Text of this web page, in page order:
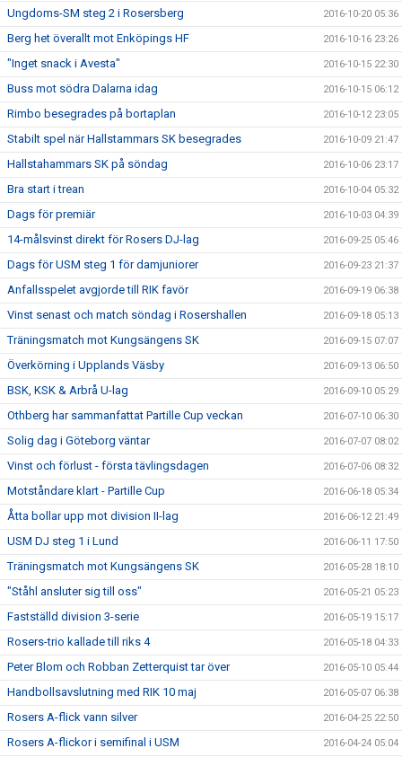
Ungdoms-SM steg 2 i Rosersberg 2016-10-20 05:36
Berg het överallt mot Enköpings HF 2016-10-16 23:26
"Inget snack i Avesta" 2016-10-15 22:30
Buss mot södra Dalarna idag 2016-10-15 06:12
Rimbo besegrades på bortaplan 2016-10-12 23:05
Stabilt spel när Hallstammars SK besegrades 2016-10-09 21:47
Hallstahammars SK på söndag 2016-10-06 23:17
Bra start i trean 2016-10-04 05:32
Dags för premiär 2016-10-03 04:39
14-målsvinst direkt för Rosers DJ-lag 2016-09-25 05:46
Dags för USM steg 1 för damjuniorer 2016-09-23 21:37
Anfallsspelet avgjorde till RIK favör 2016-09-19 06:38
Vinst senast och match söndag i Rosershallen 2016-09-18 05:13
Träningsmatch mot Kungsängens SK 2016-09-15 07:07
Överkörning i Upplands Väsby 2016-09-13 06:50
BSK, KSK & Arbrå U-lag 2016-09-10 05:29
Othberg har sammanfattat Partille Cup veckan 2016-07-10 06:30
Solig dag i Göteborg väntar 2016-07-07 08:02
Vinst och förlust - första tävlingsdagen 2016-07-06 08:32
Motståndare klart - Partille Cup 2016-06-18 05:34
Åtta bollar upp mot division II-lag 2016-06-12 21:49
USM DJ steg 1 i Lund 2016-06-11 17:50
Träningsmatch mot Kungsängens SK 2016-05-28 18:10
"Ståhl ansluter sig till oss" 2016-05-21 05:23
Fastställd division 3-serie 2016-05-19 15:17
Rosers-trio kallade till riks 4 2016-05-18 04:33
Peter Blom och Robban Zetterquist tar över 2016-05-10 05:44
Handbollsavslutning med RIK 10 maj 2016-05-07 06:38
Rosers A-flick vann silver 2016-04-25 22:50
Rosers A-flickor i semifinal i USM 2016-04-24 05:04